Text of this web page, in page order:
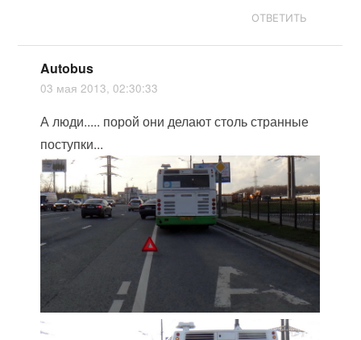
ОТВЕТИТЬ
Autobus
03 мая 2013, 02:30:33
А люди..... порой они делают столь странные
поступки...